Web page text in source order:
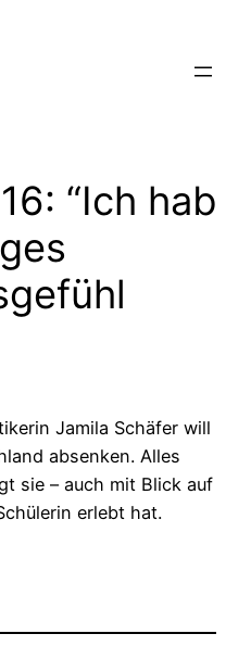
“Ich hab
Jamila Schäfer will
absenken. Alles
sie – auch mit Blick auf
erlebt hat.